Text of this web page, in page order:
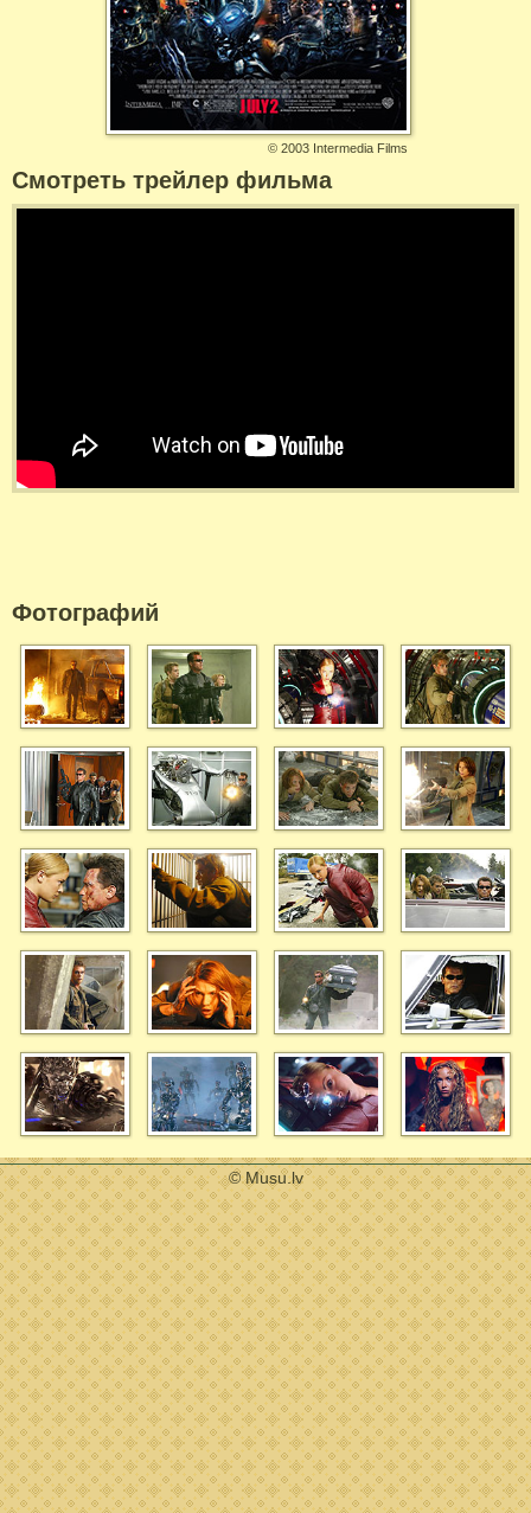
© 2003 Intermedia Films
Смотреть трейлер фильма
Фотографий
© Musu.lv